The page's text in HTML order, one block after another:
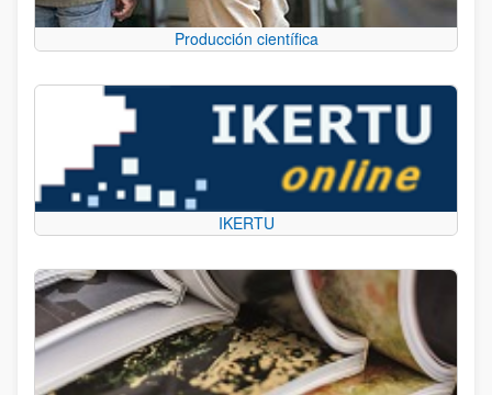
Producción científica
IKERTU